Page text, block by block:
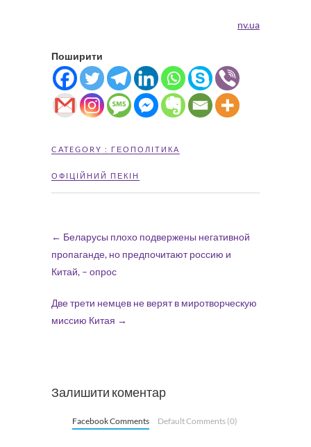
nv.ua
Поширити
CATEGORY : ГЕОПОЛІТИКА
ОФІЦІЙНИЙ ПЕКІН
← Беларусы плохо подвержены негативной
пропаганде, но предпочитают россию и
Китай, – опрос
Две трети немцев не верят в миротворческую
миссию Китая →
Залишити коментар
Facebook Comments Default Comments (0)